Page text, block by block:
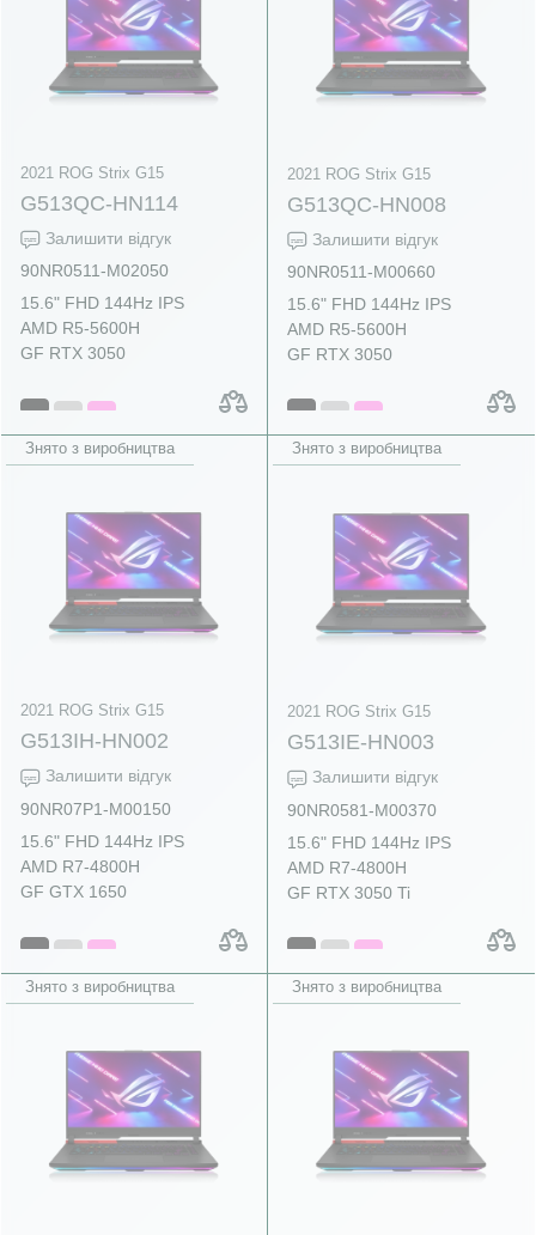
2021 ROG Strix G15
G513QC-HN114
Залишити відгук
90NR0511-M02050
15.6" FHD 144Hz IPS
AMD R5-5600H
GF RTX 3050
2021 ROG Strix G15
G513QC-HN008
Залишити відгук
90NR0511-M00660
15.6" FHD 144Hz IPS
AMD R5-5600H
GF RTX 3050
Знято з виробництва
2021 ROG Strix G15
G513IH-HN002
Залишити відгук
90NR07P1-M00150
15.6" FHD 144Hz IPS
AMD R7-4800H
GF GTX 1650
Знято з виробництва
2021 ROG Strix G15
G513IE-HN003
Залишити відгук
90NR0581-M00370
15.6" FHD 144Hz IPS
AMD R7-4800H
GF RTX 3050 Ti
Знято з виробництва Знято з виробництва